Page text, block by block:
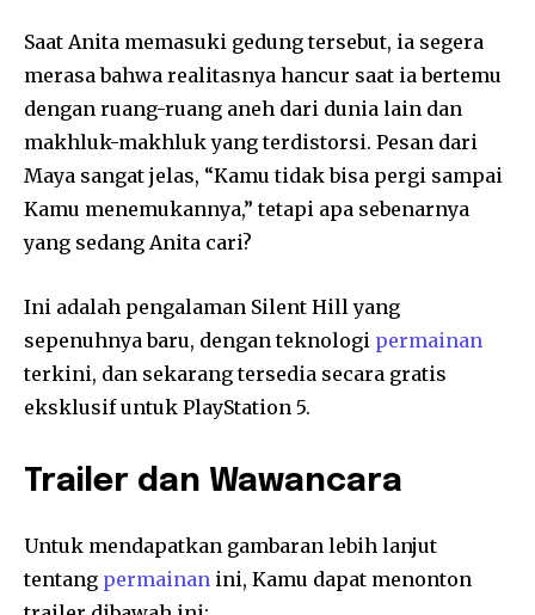
Saat Anita memasuki gedung tersebut, ia segera
merasa bahwa realitasnya hancur saat ia bertemu
dengan ruang-ruang aneh dari dunia lain dan
makhluk-makhluk yang terdistorsi. Pesan dari
Maya sangat jelas, “Kamu tidak bisa pergi sampai
Kamu menemukannya,” tetapi apa sebenarnya
yang sedang Anita cari?
Ini adalah pengalaman Silent Hill yang
sepenuhnya baru, dengan teknologi permainan
terkini, dan sekarang tersedia secara gratis
eksklusif untuk PlayStation 5.
Trailer dan Wawancara
Untuk mendapatkan gambaran lebih lanjut
tentang permainan ini, Kamu dapat menonton